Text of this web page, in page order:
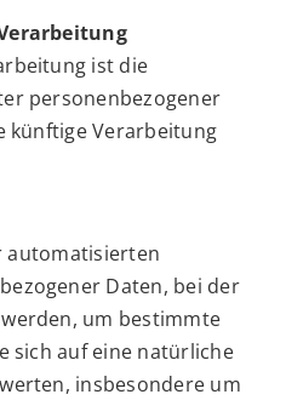
ist die
personenbezogener
künftige Verarbeitung
automatisierten
Daten, bei der
um bestimmte
sich auf eine natürliche
insbesondere um